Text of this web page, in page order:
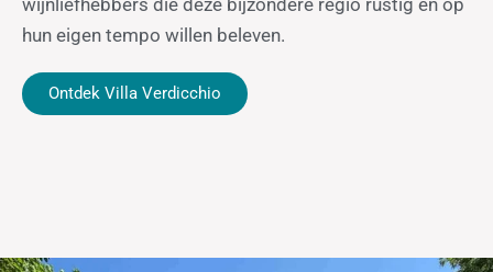
hun eigen tempo willen beleven.
Ontdek Villa Verdicchio